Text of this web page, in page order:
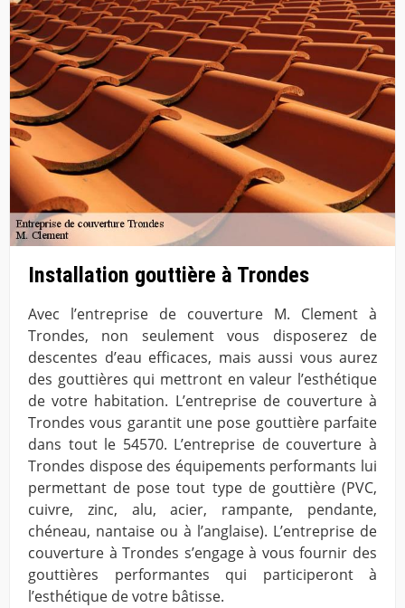
Installation gouttière à Trondes
Avec l’entreprise de couverture M. Clement à
Trondes, non seulement vous disposerez de
descentes d’eau efficaces, mais aussi vous aurez
des gouttières qui mettront en valeur l’esthétique
de votre habitation. L’entreprise de couverture à
Trondes vous garantit une pose gouttière parfaite
dans tout le 54570. L’entreprise de couverture à
Trondes dispose des équipements performants lui
permettant de pose tout type de gouttière (PVC,
cuivre, zinc, alu, acier, rampante, pendante,
chéneau, nantaise ou à l’anglaise). L’entreprise de
couverture à Trondes s’engage à vous fournir des
gouttières performantes qui participeront à
l’esthétique de votre bâtisse.